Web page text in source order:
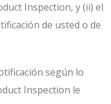
Inspection, y (ii) el
de usted o de
según lo
Inspection le